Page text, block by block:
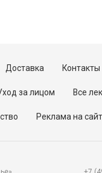
Доставка Контакты
за лицом Все
Реклама на